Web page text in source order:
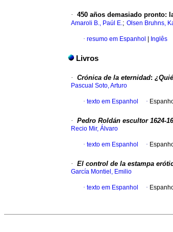
· 450 años demasiado pronto:
Amaroli B., Paúl E.; Olsen Bruhns,
· resumo em Espanhol Inglês
Livros
· Crónica de la eternidad:
Pascual Soto, Arturo
· texto em Espanhol ·
· Pedro Roldán escultor 1624-
Recio Mir, Álvaro
· texto em Espanhol ·
· El control de la estampa
García Montiel, Emilio
· texto em Espanhol ·